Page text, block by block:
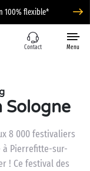
100% flexible*
Contact Menu
Sologne
8 000 festivaliers
à Pierrefitte-sur-
! Ce festival des